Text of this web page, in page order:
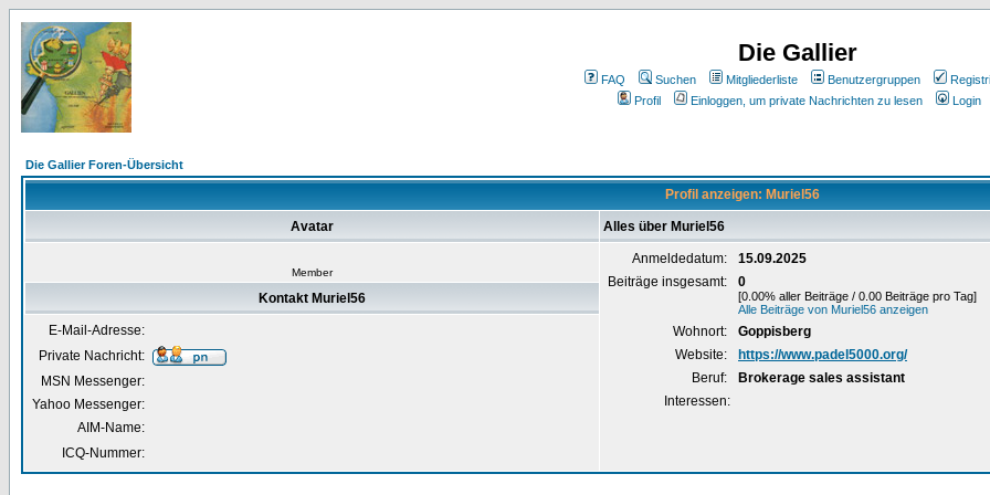
Die Gallier
FAQ Suchen Mitgliederliste Benutzergruppen
Profil
Einloggen, um private Nachrichten zu lesen Login
Die Gallier Foren-Übersicht
Profil anzeigen: Muriel56
Avatar Alles über Muriel56
Member
Anmeldedatum:
15.09.2025
Beiträge insgesamt:
0
[0.00% aller Beiträge / 0.00 Beiträge pro Tag]
Alle Beiträge von Muriel56 anzeigen
Wohnort:
Goppisberg
Website:
https://www.padel5000.org/
Beruf:
Brokerage sales assistant
Interessen:
Kontakt Muriel56
E-Mail-Adresse:
Private Nachricht:
MSN Messenger:
Yahoo Messenger:
AIM-Name:
ICQ-Nummer: